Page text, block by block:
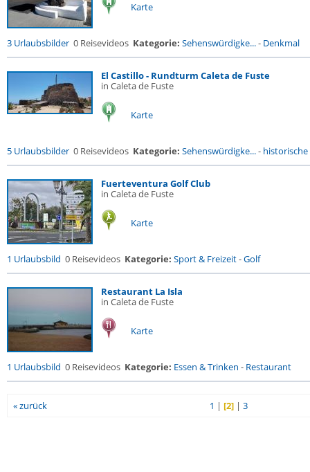
Karte
3 Urlaubsbilder 0 Reisevideos Kategorie: Sehenswürdigke...- Denkmal
El Castillo - Rundturm Caleta de Fuste
in Caleta de Fuste
Karte
5 Urlaubsbilder 0 Reisevideos Kategorie: Sehenswürdigke...- historische
Fuerteventura Golf Club
in Caleta de Fuste
Karte
1 Urlaubsbild 0 Reisevideos Kategorie: Sport & Freizeit-Golf
Restaurant La Isla
in Caleta de Fuste
Karte
1 Urlaubsbild 0 Reisevideos Kategorie: Essen & Trinken - Restaurant
« zurück 1 |[2] |3